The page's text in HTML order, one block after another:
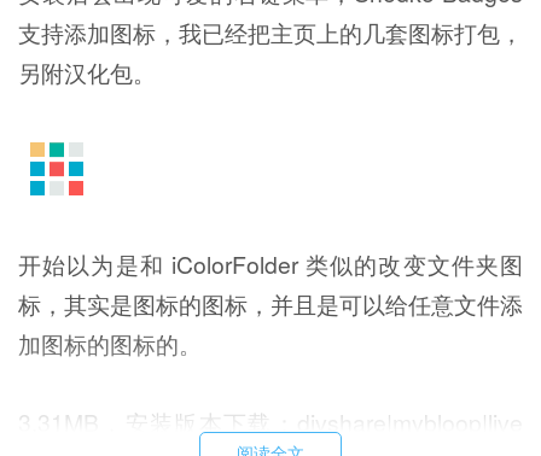
支持添加图标，我已经把主页上的几套图标打包，
另附汉化包。
开始以为是和 iColorFolder 类似的改变文件夹图
标，其实是图标的图标，并且是可以给任意文件添
加图标的图标的。
3.31MB，安装版本下载：divshare|mybloop|live